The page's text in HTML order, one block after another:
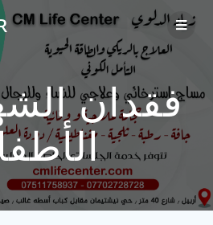
to
content
فقدان